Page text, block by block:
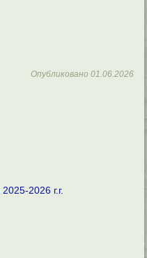
Опубликовано 01.06.2026
2026 г.г.